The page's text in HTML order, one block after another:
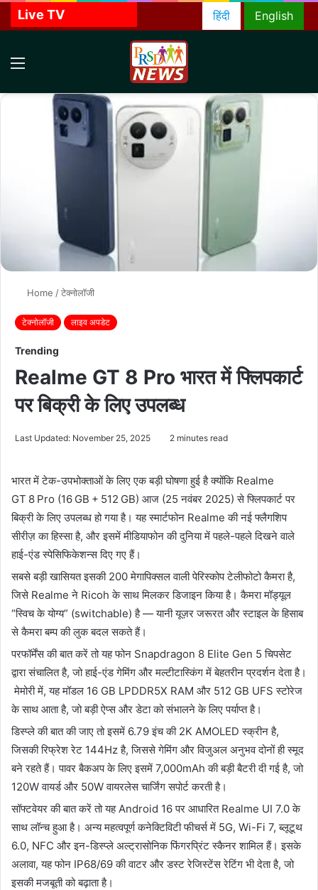
Live TV English
हिंदी
Home /टेक्नोलॉजी
टेक्नोलॉजी लाइव अपडेट
Trending
Realme GT 8 Pro भारत में फ्लिपकार्ट
पर बिक्री के लिए उपलब्ध
Last Updated: November 25, 2025 2 minutes read
भारत में टेक-उपभोक्ताओं के लिए एक बड़ी घोषणा हुई है क्योंकि Realme
GT 8 Pro (16 GB + 512 GB) आज (25 नवंबर 2025) से फ्लिपकार्ट पर
बिक्री के लिए उपलब्ध हो गया है। यह स्मार्टफोन Realme की नई फ्लैगशिप
सीरीज़ का हिस्सा है, और इसमें मीडियाफोन की दुनिया में पहले-पहले दिखने वाले
हाई-एंड स्पेसिफिकेशन्स दिए गए हैं।
सबसे बड़ी खासियत इसकी 200 मेगापिक्सल वाली पेरिस्कोप टेलीफोटो कैमरा है,
जिसे Realme ने Ricoh के साथ मिलकर डिजाइन किया है। कैमरा मॉड्यूल
“स्विच के योग्य” (switchable) है — यानी यूज़र जरूरत और स्टाइल के हिसाब
से कैमरा बम्प की लुक बदल सकते हैं।
परफॉर्मेंस की बात करें तो यह फोन Snapdragon 8 Elite Gen 5 चिपसेट
द्वारा संचालित है, जो हाई-एंड गेमिंग और मल्टीटास्किंग में बेहतरीन प्रदर्शन देता है।
मेमोरी में, यह मॉडल 16 GB LPDDR5X RAM और 512 GB UFS स्टोरेज
के साथ आता है, जो बड़ी ऐप्स और डेटा को संभालने के लिए पर्याप्त है।
डिस्प्ले की बात की जाए तो इसमें 6.79 इंच की 2K AMOLED स्क्रीन है,
जिसकी रिफ्रेश रेट 144Hz है, जिससे गेमिंग और विजुअल अनुभव दोनों ही स्मूद
बने रहते हैं। पावर बैकअप के लिए इसमें 7,000mAh की बड़ी बैटरी दी गई है, जो
120W वायर्ड और 50W वायरलेस चार्जिंग सपोर्ट करती है।
सॉफ्टवेयर की बात करें तो यह Android 16 पर आधारित Realme UI 7.0 के
साथ लॉन्च हुआ है। अन्य महत्वपूर्ण कनेक्टिविटी फीचर्स में 5G, Wi-Fi 7, ब्लूटूथ
6.0, NFC और इन-डिस्प्ले अल्ट्रासोनिक फिंगरप्रिंट स्कैनर शामिल हैं। इसके
अलावा, यह फोन IP68/69 की वाटर और डस्ट रेजिस्टेंस रेटिंग भी देता है, जो
इसकी मजबूती को बढ़ाता है।